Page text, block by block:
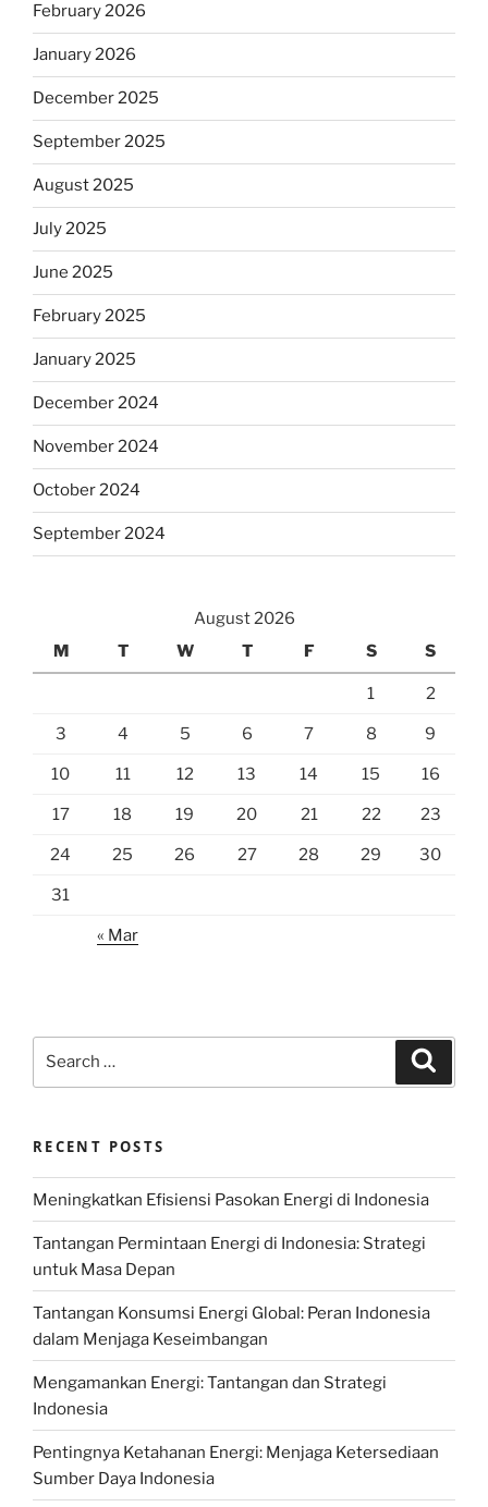
February 2026
January 2026
December 2025
September 2025
August 2025
July 2025
June 2025
February 2025
January 2025
December 2024
November 2024
October 2024
September 2024
August 2026
M
T W T F S S
1 2
3 4 5 6 7 8 9
10 11 12 13 14 15 16
17 18 19 20 21 22 23
24 25 26 27 28 29 30
31
« Mar
RECENT POSTS
Meningkatkan Efisiensi Pasokan Energi di Indonesia
Tantangan Permintaan Energi di Indonesia: Strategi
untuk Masa Depan
Tantangan Konsumsi Energi Global: Peran Indonesia
dalam Menjaga Keseimbangan
Mengamankan Energi: Tantangan dan Strategi
Indonesia
Pentingnya Ketahanan Energi: Menjaga Ketersediaan
Sumber Daya Indonesia